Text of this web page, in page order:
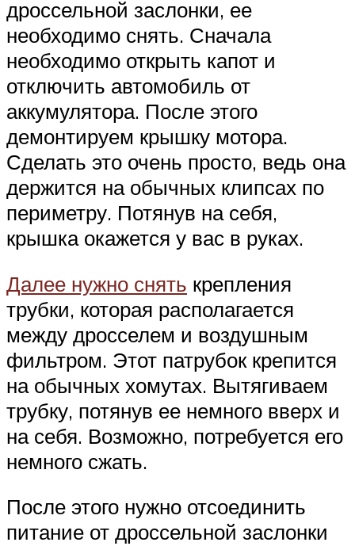
дроссельной заслонки, ее
необходимо снять. Сначала
необходимо открыть капот и
отключить автомобиль от
аккумулятора. После этого
демонтируем крышку мотора.
Сделать это очень просто, ведь она
держится на обычных клипсах по
периметру. Потянув на себя,
крышка окажется у вас в руках.
Далее нужно снять крепления
трубки, которая располагается
между дросселем и воздушным
фильтром. Этот патрубок крепится
на обычных хомутах. Вытягиваем
трубку, потянув ее немного вверх и
на себя. Возможно, потребуется его
немного сжать.
После этого нужно отсоединить
питание от дроссельной заслонки